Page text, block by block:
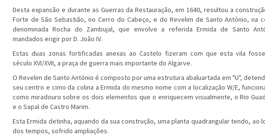
Desta expansão e durante as Guerras da Restauração, em 1640, resultou a
Forte de São Sebastião, no Cerro do Cabeço, e do Revelim de Santo António, na
denominada Rocha do Zambujal, que envolve a referida Ermida de Santo
mandados erigir por D. João IV.
Estas duas zonas fortificadas anexas ao Castelo fizeram com que esta vila
século XVI/XVII, a praça de guerra mais importante do Algarve.
O Revelim de Santo António é composto por uma estrutura abaluartada em "U",
seu centro e cimo da colina a Ermida do mesmo nome com a localização W/E,
como miradouro sobre os dois elementos que o enriquecem visualmente, o Rio
e o Sapal de Castro Marim.
Esta Ermida detinha, aquando da sua construção, uma planta quadrangular tendo, ao
dos tempos, sofrido ampliações.